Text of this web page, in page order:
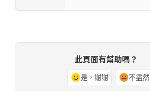
此頁面有幫助嗎？
是，謝謝 不盡然